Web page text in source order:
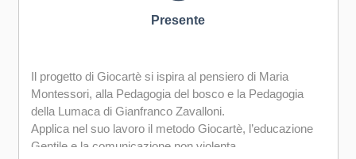
Presente
Il progetto di Giocartè si ispira al pensiero di Maria
Montessori, alla Pedagogia del bosco e la Pedagogia
della Lumaca di Gianfranco Zavalloni.
Applica nel suo lavoro il metodo Giocartè, l’educazione
Gentile e la comunicazione non violenta.